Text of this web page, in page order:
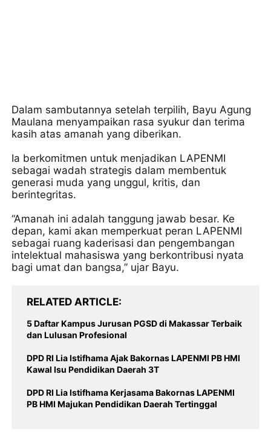
Dalam sambutannya setelah terpilih, Bayu Agung
Maulana menyampaikan rasa syukur dan terima
kasih atas amanah yang diberikan.
Ia berkomitmen untuk menjadikan LAPENMI
sebagai wadah strategis dalam membentuk
generasi muda yang unggul, kritis, dan
berintegritas.
“Amanah ini adalah tanggung jawab besar. Ke
depan, kami akan memperkuat peran LAPENMI
sebagai ruang kaderisasi dan pengembangan
intelektual mahasiswa yang berkontribusi nyata
bagi umat dan bangsa,” ujar Bayu.
RELATED ARTICLE
5 Daftar Kampus Jurusan PGSD di Makassar Terbaik
dan Lulusan Profesional
DPD RI Lia Istifhama Ajak Bakornas LAPENMI PB HMI
Kawal Isu Pendidikan Daerah 3T
DPD RI Lia Istifhama Kerjasama Bakornas LAPENMI
PB HMI Majukan Pendidikan Daerah Tertinggal